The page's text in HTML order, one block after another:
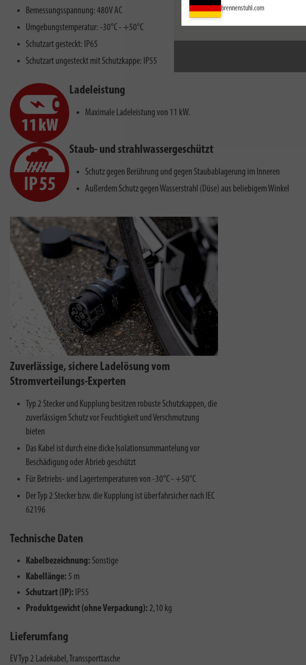
brennenstuhl.com
Bemessungsspannung: 480V AC
Umgebungstemperatur: -30°C - +50°C
Schutzart gesteckt: IP65
Schutzart ungesteckt mit Schutzkappe: IP55
Ladeleistung
Maximale Ladeleistung von 11 kW.
Staub- und strahlwassergeschützt
Schutz gegen Berührung und gegen Staubablagerung im Inneren
Außerdem Schutz gegen Wasserstrahl (Düse) aus beliebigem Winkel
Zuverlässige, sichere Ladelösung vom
Stromverteilungs-Experten
Typ 2 Stecker und Kupplung besitzen robuste Schutzkappen, die
zuverlässigen Schutz vor Feuchtigkeit und Verschmutzung
bieten
Das Kabel ist durch eine dicke Isolationsummantelung vor
Beschädigung oder Abrieb geschützt
Für Betriebs- und Lagertemperaturen von -30°C - +50°C
Der Typ 2 Stecker bzw. die Kupplung ist überfahrsicher nach IEC
62196
Technische Daten
Kabelbezeichnung: Sonstige
Kabellänge: 5 m
Schutzart (IP): IP55
Produktgewicht (ohne Verpackung): 2,10 kg
Lieferumfang
EV Typ 2 Ladekabel, Transsporttasche